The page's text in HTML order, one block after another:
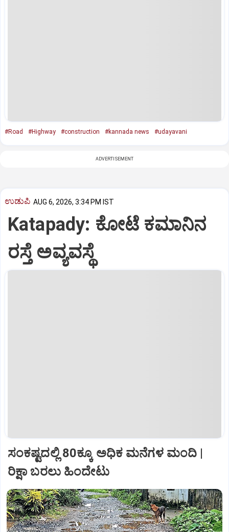
#Road #Highway #construction #kannada news #udayavani
ADVERTISEMENT
ಉಡುಪಿ AUG 6, 2026, 3:34 PM IST
Katapady: ಕೋಟೆ ಕಮಾನಿನ
ರಸ್ತೆ ಅವ್ಯವಸ್ಥೆ
ಸಂಕಷ್ಟದಲ್ಲಿ 80ಕ್ಕೂ ಅಧಿಕ ಮನೆಗಳ ಮಂದಿ |
ರಿಕ್ಷಾ ಬರಲು ಹಿಂದೇಟು